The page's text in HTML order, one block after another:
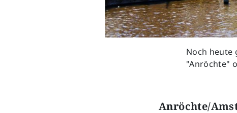
Noch heute
"Anröchte"
Anröchte/